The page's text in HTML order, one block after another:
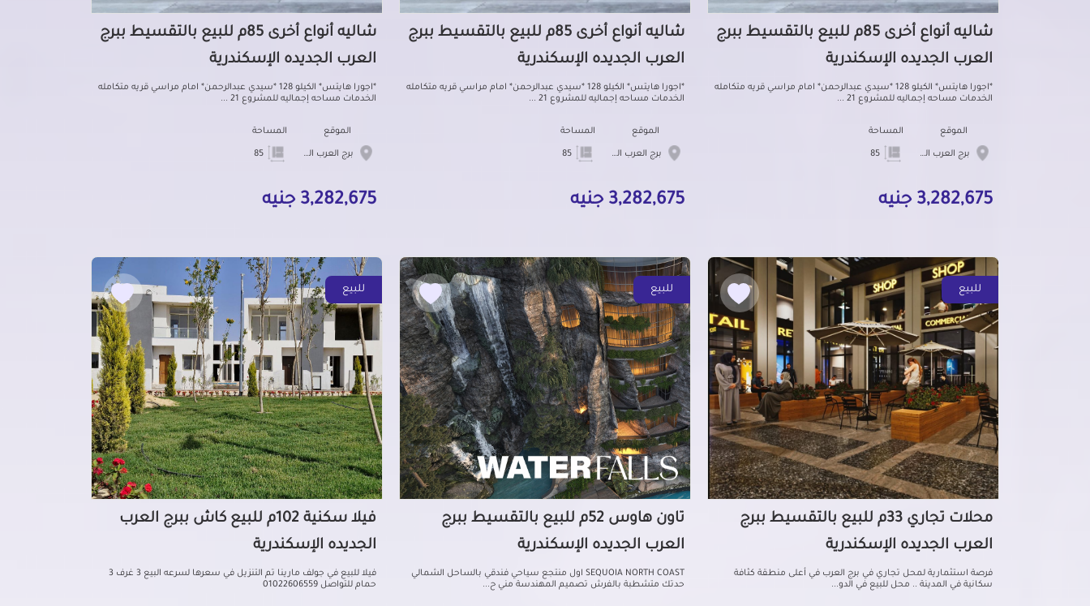
شاليه أنواع أخرى 85م للبيع بالتقسيط ببرج
العرب الجديده الإسكندرية
*اجورا هايتس* الكيلو 128 *سيدي عبدالرحمن* امام مراسي قريه متكامله
الخدمات مساحه إجماليه للمشروع 21 ...
الموقع
برج العرب الجديده
المساحة
85
3,282,675 جنيه
شاليه أنواع أخرى 85م للبيع بالتقسيط ببرج
العرب الجديده الإسكندرية
*اجورا هايتس* الكيلو 128 *سيدي عبدالرحمن* امام مراسي قريه متكامله
الخدمات مساحه إجماليه للمشروع 21 ...
الموقع
برج العرب الجديده
المساحة
85
3,282,675 جنيه
شاليه أنواع أخرى 85م للبيع بالتقسيط ببرج
العرب الجديده الإسكندرية
*اجورا هايتس* الكيلو 128 *سيدي عبدالرحمن* امام مراسي قريه متكامله
الخدمات مساحه إجماليه للمشروع 21 ...
الموقع
برج العرب الجديده
المساحة
85
3,282,675 جنيه
للبيع
محلات تجاري 33م للبيع بالتقسيط ببرج
العرب الجديده الإسكندرية
فرصة استثمارية لمحل تجاري في برج العرب في أعلى منطقة كثافة
سكانية في المدينة .. محل للبيع في الدو...
للبيع
تاون هاوس 52م للبيع بالتقسيط ببرج
العرب الجديده الإسكندرية
SEQUOIA NORTH COAST اول منتجع سياحي فندقي بالساحل الشمالي
حدتك متشطبة بالفرش تصميم المهندسة مني ح...
للبيع
فيلا سكنية 102م للبيع كاش ببرج العرب
الجديده الإسكندرية
فيلا للبيع في جولف مارينا تم التنزيل في سعرها لسرعه البيع 3 غرف 3
حمام للتواصل 01022606559